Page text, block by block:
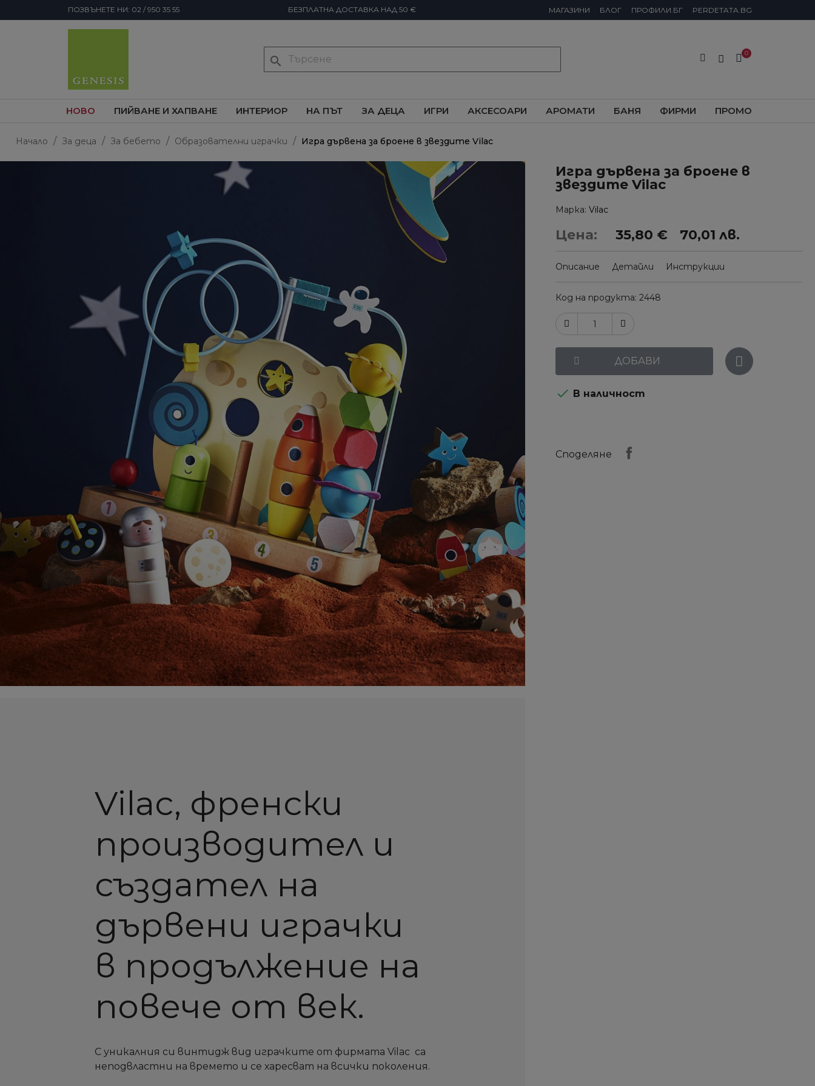
ПОЗВЪНЕТЕ НИ: 02 / 950 35 55 БЕЗПЛАТНА ДОСТАВКА НАД 50 € МАГАЗИНИ БЛОГ ПРОФИЛИ.БГ PERDETATA.BG
search
НОВО ПИЙВАНЕ И ХАПВАНЕ ИНТЕРИОР НА ПЪТ ЗА ДЕЦА ИГРИ АКСЕСОАРИ АРОМАТИ БАНЯ ФИРМИ ПРОМО
Начало За деца За бебето Образователни играчки Игра дървена за броене в звездите Vilac
Vilac, френски
производител и
създател на
дървени играчки
в продължение на
повече от век.
С уникалния си винтидж вид играчките от фирмата Vilac са
неподвластни на времето и се харесват на всички поколения.
Игра дървена за броене в
звездите Vilac
Марка Vilac
Цена: 35,80 € 70,01 лв.
Описание Детайли Инструкции
Код на продукта 2448
ДОБАВИ
 В наличност
Споделяне